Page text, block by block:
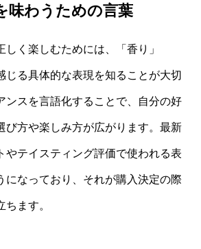
味わうための言葉
しく楽しむためには、「香り」
じる具体的な表現を知ることが大切
ンスを言語化することで、自分の好
び方や楽しみ方が広がります。最新
やテイスティング評価で使われる表
になっており、それが購入決定の際
ます。